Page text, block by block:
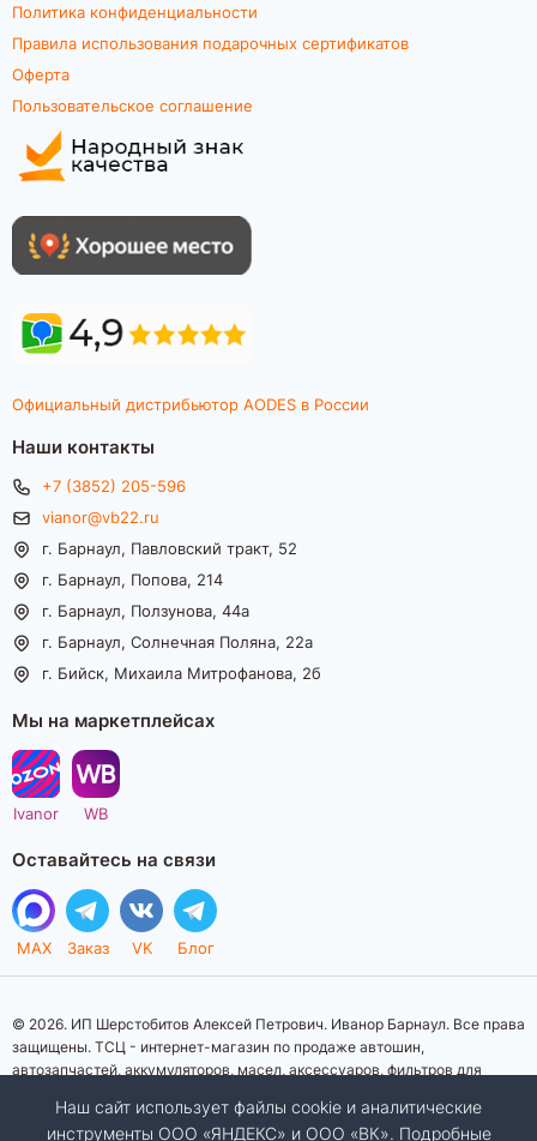
Политика конфиденциальности
Правила использования подарочных сертификатов
Оферта
Пользовательское соглашение
Официальный дистрибьютор AODES в России
Наши контакты
+7 (3852) 205-596
vianor@vb22.ru
г. Барнаул, Павловский тракт, 52
г. Барнаул, Попова, 214
г. Барнаул, Ползунова, 44а
г. Барнаул, Солнечная Поляна, 22а
г. Бийск, Михаила Митрофанова, 2б
Мы на маркетплейсах
Ivanor WB
Оставайтесь на связи
MAX Заказ VK Блог
© 2026. ИП Шерстобитов Алексей Петрович. Иванор Барнаул. Все права
защищены. ТСЦ - интернет-магазин по продаже автошин,
автозапчастей, аккумуляторов, масел, аксессуаров, фильтров для
информационный характер. Представленная информация о товарах, их
стоимости, характеристик, фото, наличия на складе ни при каких
Наш сайт использует файлы cookie и аналитические
инструменты ООО «ЯНДЕКС» и ООО «ВК». Подробные